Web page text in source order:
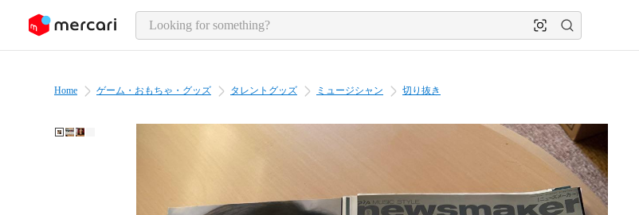
page content
Home ゲーム・おもちゃ・グッズ タレントグッズ ミュージシャン 切り抜き